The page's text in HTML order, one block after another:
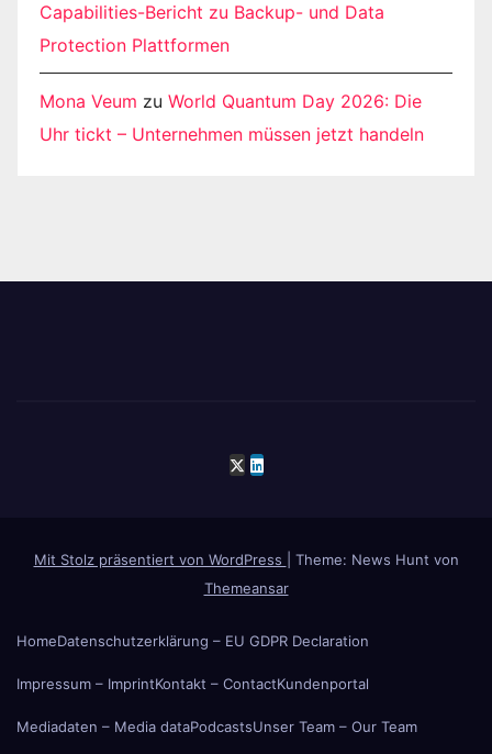
Capabilities-Bericht zu Backup- und Data
Protection Plattformen
Mona Veum zu World Quantum Day 2026: Die
Uhr tickt – Unternehmen müssen jetzt handeln
Mit Stolz präsentiert von WordPress
Theme: News Hunt von
Themeansar
HomeDatenschutzerklärung – EU GDPR Declaration
Impressum – ImprintKontakt – ContactKundenportal
Mediadaten – Media dataPodcastsUnser Team – Our Team